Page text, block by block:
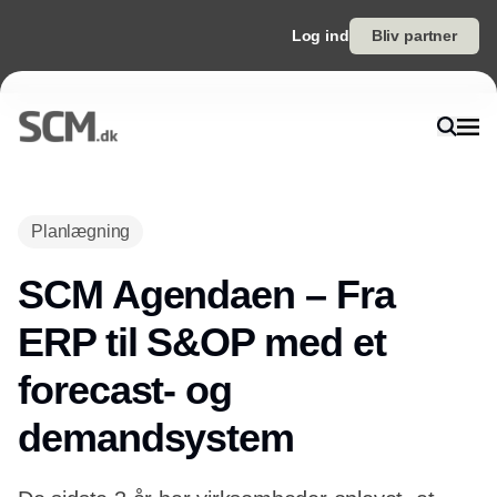
Log ind Bliv partner
Planlægning
SCM Agendaen – Fra
ERP til S&OP med et
forecast- og
demandsystem